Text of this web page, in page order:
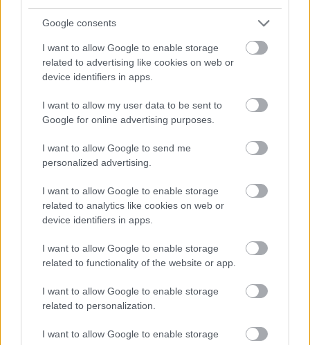
Google consents
I want to allow Google to enable storage
related to advertising like cookies on web or
device identifiers in apps.
I want to allow my user data to be sent to
Google for online advertising purposes.
I want to allow Google to send me
personalized advertising.
I want to allow Google to enable storage
related to analytics like cookies on web or
device identifiers in apps.
I want to allow Google to enable storage
related to functionality of the website or app.
I want to allow Google to enable storage
related to personalization.
I want to allow Google to enable storage
Cognome e Nome *
*
La tua richiesta *